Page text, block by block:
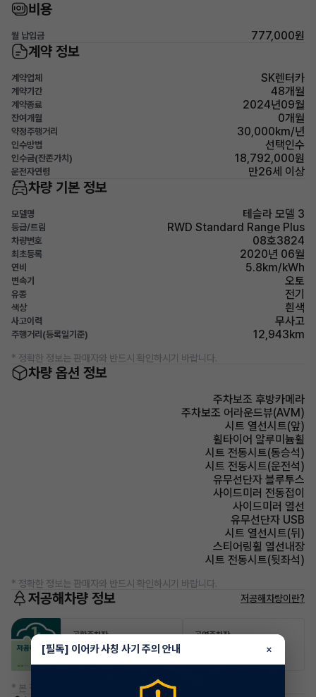
비용
월 납입금 777,000원
계약 정보
계약업체 SK렌터카
계약기간 48개월
계약종료 2024년09월
잔여개월 0개월
약정주행거리 30,000km/년
인수방법 선택인수
인수금(잔존가치) 18,792,000원
운전자연령 만26세 이상
차량 기본 정보
모델명 테슬라 모델 3
등급/트림 RWD Standard Range Plus
차량번호 08호3824
최초등록 2020년 06월
연비 5.8km/kWh
변속기 오토
유종 전기
색상 흰색
사고이력 무사고
주행거리(등록일기준) 12,943km
* 정확한 정보는 판매자와 반드시 확인하시기 바랍니다.
차량 옵션 정보
주차보조 후방카메라
주차보조 어라운드뷰(AVM)
시트 열선시트(앞)
휠타이어 알루미늄휠
시트 전동시트(동승석)
시트 전동시트(운전석)
유무선단자 블루투스
사이드미러 전동접이
사이드미러 열선
유무선단자 USB
시트 열선시트(뒤)
스티어링휠 열선내장
시트 전동시트(뒷좌석)
* 정확한 정보는 판매자와 반드시 확인하시기 바랍니다.
저공해차량 정보 저공해차량이란?
공항주차장
50% 할인
공영주차장
* 본 정보는 지자체마다 다를 수 있으니 실제 정보와 확인해 주세요.
[필독] 이어카 사칭 사기 주의 안내 ×